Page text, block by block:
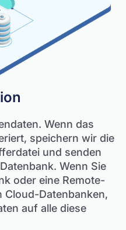
Wenn das
speichern wir die
und senden
Wenn Sie
oder eine Remote-
Cloud-Datenbanken,
auf alle diese